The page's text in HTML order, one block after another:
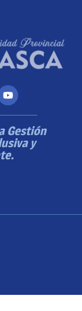
Gestión
y